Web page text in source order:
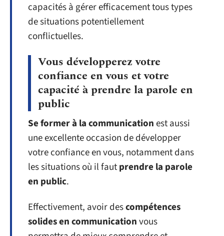
capacités à gérer efficacement tous types
de situations potentiellement
conflictuelles.
Vous développerez votre
confiance en vous et votre
capacité à prendre la parole en
public
Se former à la communicationest aussi
une excellente occasion de développer
votre confiance en vous, notamment dans
les situations où il fautprendre la parole
en public.
Effectivement, avoir descompétences
solides en communicationvous